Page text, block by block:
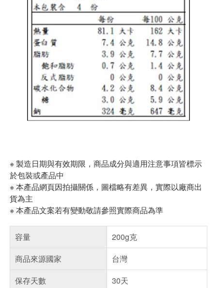
※ 製造日期與有效期限，商品成分與適用注意事項皆標示
於包裝或產品中
※ 本產品網頁因拍攝關係，圖檔略有差異，實際以廠商出
貨為主
※ 本產品文案若有變動敬請參照實際商品為準
容量
200g克
商品來源國家
台灣
保存天數
30天